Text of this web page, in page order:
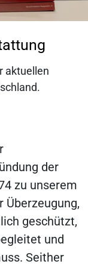
aktuellen
der
zu unserem
Überzeugung,
geschützt,
und
Seither